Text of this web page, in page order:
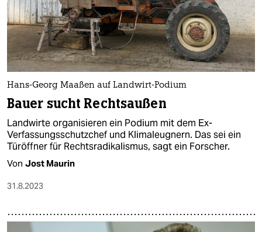
Hans-Georg Maaßen auf Landwirt-Podium
Bauer sucht Rechtsaußen
Landwirte organisieren ein Podium mit dem Ex-
Verfassungsschutzchef und Klimaleugnern. Das sei ein
Türöffner für Rechtsradikalismus, sagt ein Forscher.
Von Jost Maurin
31.8.2023